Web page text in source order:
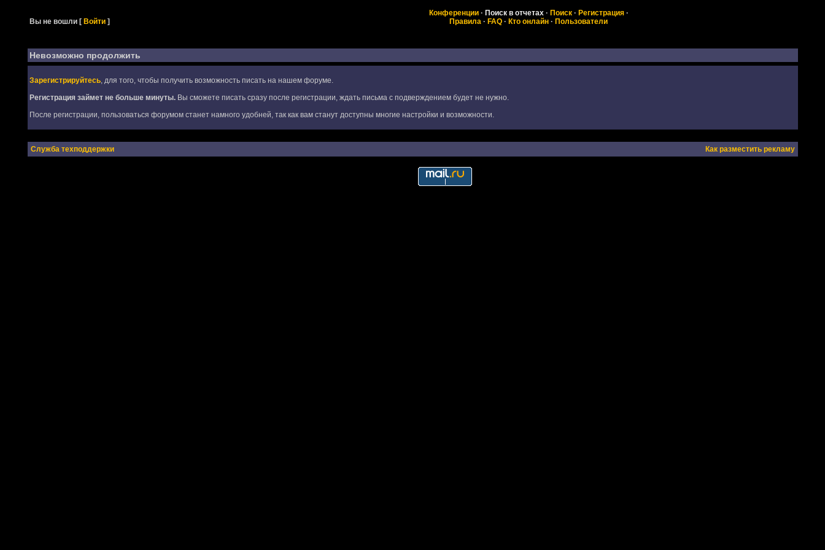
Вы не вошли [Войти ]
Конференции· Поиск в отчетах· Поиск· Регистрация·
Правила · FAQ · Кто онлайн · Пользователи
Невозможно продолжить
Зарегистрируйтесь, для того, чтобы получить возможность писать на нашем форуме.
Регистрация займет не больше минуты.Вы сможете писать сразу после регистрации, ждать письма с подверждением будет не нужно.
После регистрации, пользоваться форумом станет намного удобней, так как вам станут доступны многие настройки и возможности.
Служба техподдержки Как разместить рекламу